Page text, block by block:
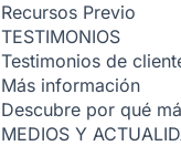
Recursos Previo
TESTIMONIOS
Testimonios de
Más información
Descubre por qué
MEDIOS Y